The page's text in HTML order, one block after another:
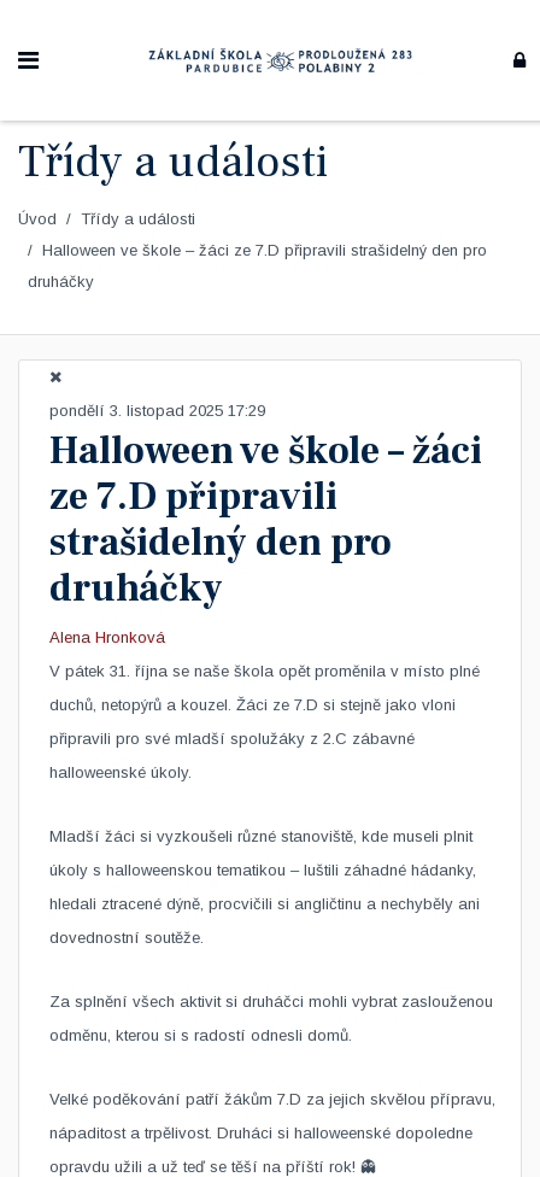
Třídy a události
Úvod
Třídy a události
Halloween ve škole – žáci ze 7.D připravili strašidelný den pro
druháčky
pondělí 3. listopad 2025 17:29
Halloween ve škole – žáci
ze 7.D připravili
strašidelný den pro
druháčky
Alena Hronková
V pátek 31. října se naše škola opět proměnila v místo plné
duchů, netopýrů a kouzel. Žáci ze 7.D si stejně jako vloni
připravili pro své mladší spolužáky z 2.C zábavné
halloweenské úkoly.
Mladší žáci si vyzkoušeli různé stanoviště, kde museli plnit
úkoly s halloweenskou tematikou – luštili záhadné hádanky,
hledali ztracené dýně, procvičili si angličtinu a nechyběly ani
dovednostní soutěže.
Za splnění všech aktivit si druháčci mohli vybrat zaslouženou
odměnu, kterou si s radostí odnesli domů.
Velké poděkování patří žákům 7.D za jejich skvělou přípravu,
nápaditost a trpělivost. Druháci si halloweenské dopoledne
opravdu užili a už teď se těší na příští rok! 👻